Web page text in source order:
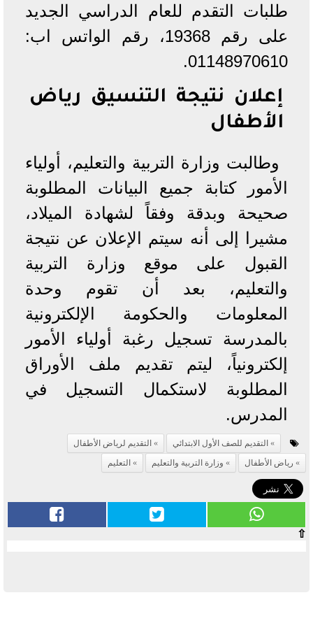
طلبات التقدم للعام الدراسي الجديد
على رقم 19368، رقم الواتس اب:
01148970610.
إعلان نتيجة التنسيق رياض
الأطفال
وطالبت وزارة التربية والتعليم، أولياء
الأمور كتابة جميع البيانات المطلوبة
صحيحة وبدقة وفقاً لشهادة الميلاد،
مشيرا إلى أنه سيتم الإعلان عن نتيجة
القبول على موقع وزارة التربية
والتعليم، بعد أن تقوم وحدة
المعلومات والحكومة الإلكترونية
بالمدرسة تسجيل رغبة أولياء الأمور
إلكترونياً، ليتم تقديم ملف الأوراق
المطلوبة لاستكمال التسجيل في
المدرس.
التقديم للصف الأول الابتدائي
التقديم لرياض الأطفال
رياض الأطفال
وزارة التربية والتعليم التعليم
⇧